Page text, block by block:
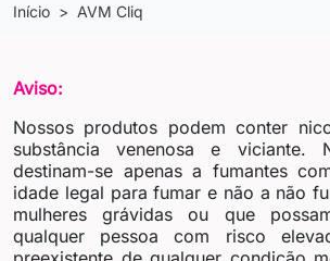
Início AVM Cliq
Aviso:
Nossos produtos podem conter
substância venenosa e viciante.
destinam-se apenas a fumantes
idade legal para fumar e não a não
mulheres grávidas ou que
qualquer pessoa com risco